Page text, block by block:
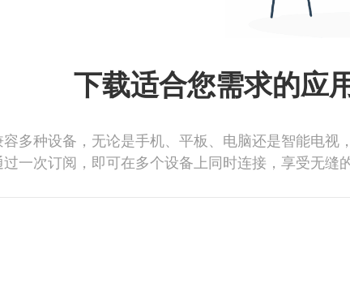
下载适合您需求的应
多种设备，无论是手机、平板、电脑还是智能电视
一次订阅，即可在多个设备上同时连接，享受无缝